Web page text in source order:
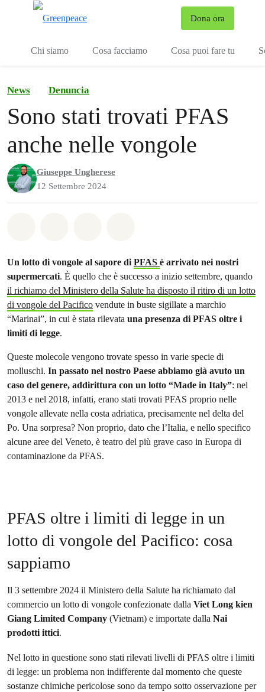
Dona ora
Chi siamo Cosa facciamo Cosa puoi fare tu
News Denuncia
Sono stati trovati PFAS
anche nelle vongole
Giuseppe Ungherese
12 Settembre 2024
Un lotto di vongole al sapore diPFAS è arrivato nei nostri
supermercati. È quello che è successo a inizio settembre, quando
il richiamo del Ministero della Salute ha disposto il ritiro di un lotto
di vongole del Pacifico vendute in buste sigillate a marchio
“Marinai”, in cui è stata rilevata una presenza di PFAS oltre i
limiti di legge.
Queste molecole vengono trovate spesso in varie specie di
molluschi. In passato nel nostro Paese abbiamo già avuto un
caso del genere, addirittura con un lotto “Made in Italy”: nel
2013 e nel 2018, infatti, erano stati trovati PFAS proprio nelle
vongole allevate nella costa adriatica, precisamente nel delta del
Po. Una sorpresa? Non proprio, dato che l’Italia, e nello specifico
alcune aree del Veneto, è teatro del più grave caso in Europa di
contaminazione da PFAS.
PFAS oltre i limiti di legge in un
lotto di vongole del Pacifico: cosa
sappiamo
Il 3 settembre 2024 il Ministero della Salute ha richiamato dal
commercio un lotto di vongole confezionate dalla Viet Long kien
Giang Limited Company (Vietnam) e importate dalla Nai
prodotti ittici.
Nel lotto in questione sono stati rilevati livelli di PFAS oltre i limiti
di legge: un problema non indifferente dal momento che queste
sostanze chimiche pericolose sono da tempo sotto osservazione per